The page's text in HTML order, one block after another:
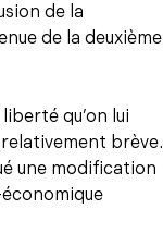
de la
de la deuxième
qu’on lui
brève.
une modification